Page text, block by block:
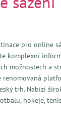
pro online
komplexní
možnostech a
renomovaná
trh. Nabízí
hokeje,